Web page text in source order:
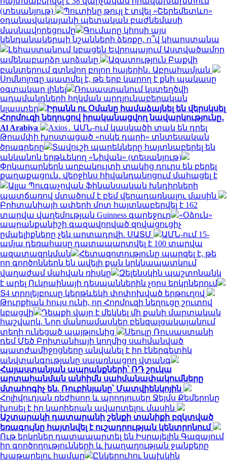
(տեսանյութ)
Պուտինը թույլ է տվել «Շերեմետևո»
օդանավակայանի պետական բաժնեմասի
մասնավորեցումը
Գումարը կհոսի այս
կենդանակերպի նշանների ձեռքը. ո՞վ կհարստանա
Լեհաստանում կբացեն Եվրոպայում Աստվածամոր
ամենաբարձր արձանը
Ազատություն Բաքվի
բանտերում գտնվող բոլոր հայերին․ Աբրահամյան
Սոմնոլոգը պատմել է, թե երբ կարող է քնի պակասը
օգտակար լինել
Ռուսաստանում կստեղծվի
ադամանդների հղկման արդյունաբերական
կլաստեր
Իրանն ու Օմանը համաձայնել են վերսկսել
Հորմուզի նեղուցով իրականացվող նավարկությունը․
Al Arabiya
Axios․ ԱՄՆ-ում կասկածի տակ են դրել
Թրամփի խոստացած «ոսկե դարի» տնտեսական
ծրագրերը
Տավուշի պարեկները հայտնաբերել են
անկանոն երթևեկող «Նիվան» (տեսանյութ)
Փրկարարներն աղբակույտի տակից դուրս են բերել
քաղաքացուն․ վերջինս հիվանդանոցում մահացել է
Ալլա Պուգաչովան ֆինանսական խնդիրների
պատճառով մտածում է բեմ վերադառնալու մասին
Բրիտանիայի ափերի մոտ հայտնաբերվել է 162
տարվա վաղեմության Guinness գարեջուր
«Օձուն»
ապրանքանիշի գազավորված զովացուցիչ
ըմպելիքները չեն արտադրվի. ՍԱՏՄ
ԱՄՆ-ում 15-
ամյա դեռահասը դատապարտվել է 100 տարվա
ազատազրկման
Հետազոտությունը պարզել է, թե
որ գործոններն են ավելի քան կրկնապատկում
վաղաժամ մահվան ռիսկը
Զելենսկին պաշտոնանկ
է արել Ուկրաինայի դեսպաններին չորս երկրներում
Տ4 տրոլեյբուսը կերթևեկի փոփոխված երթուղով
Թուրքիան հույս ունի, որ Հորմուզի նեղուցը շուտով
կբացվի
Դեպքի վայր է մեկնել մի քանի մարտական
հաշվարկ. Նոր մանրամասներ բենզալցակայանում
տեղի ունեցած պայթյունից
Սեուլը Ռուսաստանի
դեմ Մեծ Բրիտանիայի կողմից սահմանված
պատժամիջոցները անվանել է իր էներգետիկ
անվտանգությանը սպառնացող վտանգ
Հայաստանյան ապրանքների՝ ՌԴ շուկա
արտահանման անհիմն սահմանափակումները
մտահոգիչ են. Ռուբինյանը՝ Մատվիենկոյին
Հոլիվուդյան ռեժիսոր և պրոդյուսեր Ջեյմս Քեմերոնը
խոսել է իր կարիերան ավարտելու մասին
Աշտարակի դատարանի շենքի տանիքի բզկտված
եռագույնը հայտնվել է ուշադրության կենտրոնում
Ութ երկրներ դատապարտել են Իսրայելին Գազայում
իր գործողությունների և խաղաղության ջանքերը
խաթարելու համար
Ընկերուհու նախկին